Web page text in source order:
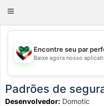
Toggle
💖
Encontre seu par
Baixe agora nosso
Padrões de
Desenvolvedor: Domotic